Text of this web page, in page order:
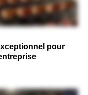
pour